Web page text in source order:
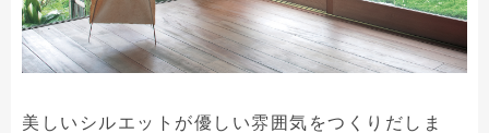
美しいシルエットが優しい雰囲気をつくりだしま